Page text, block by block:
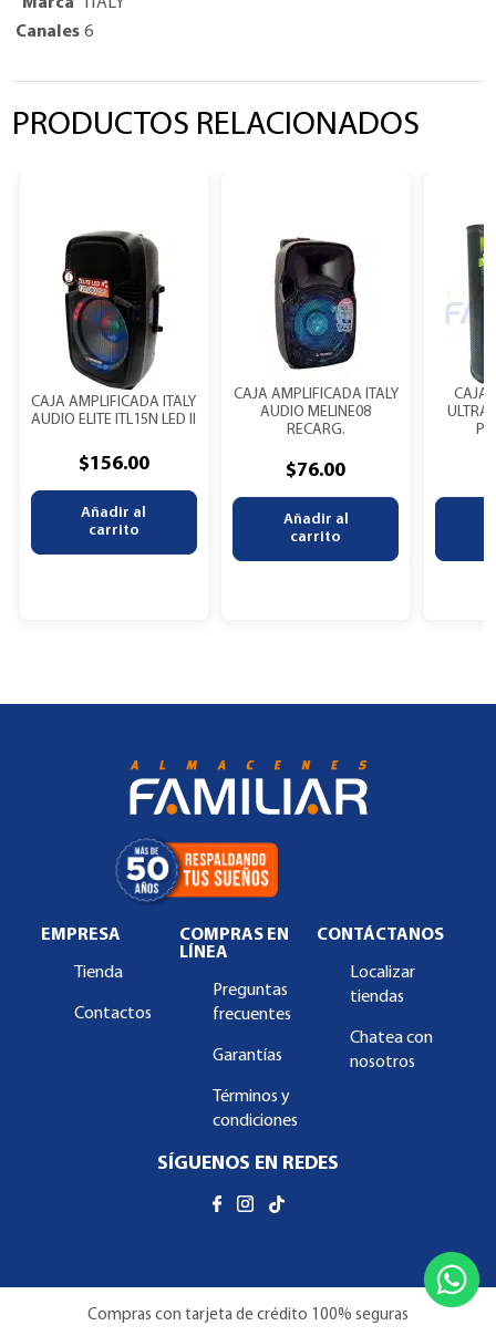
Canales 6
PRODUCTOS RELACIONADOS
CAJA AMPLIFICADA ITALY
AUDIO ELITE ITL15N LED II
$156.00
Añadir al
carrito
CAJA AMPLIFICADA ITALY
AUDIO MELINE08
RECARG.
$76.00
Añadir al
carrito
CAJA
ULTRA
EMPRESA
Tienda
Contactos
COMPRAS EN
LÍNEA
Preguntas
frecuentes
Garantías
Términos y
condiciones
CONTÁCTANOS
Localizar
tiendas
Chatea con
nosotros
SÍGUENOS EN REDES
Compras con tarjeta de crédito 100% seguras